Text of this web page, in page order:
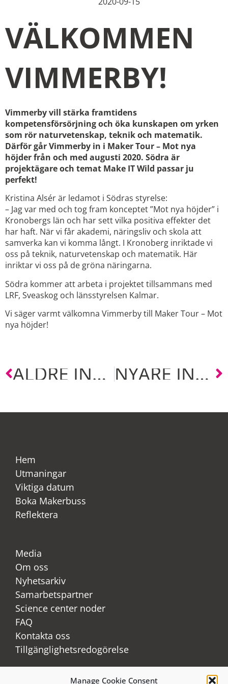
Manage Cookie Consent
VÄLKOMMEN
VIMMERBY!
Vimmerby vill stärka framtidens
kompetensförsörjning och öka kunskapen om yrken
som rör naturvetenskap, teknik och matematik.
Därför går Vimmerby in i Maker Tour – Mot nya
höjder från och med augusti 2020. Södra är
projektägare och temat Make IT Wild passar ju
perfekt!
Kristina Alsér är ledamot i Södras styrelse:
– Jag var med och tog fram konceptet ”Mot nya höjder” i
Kronobergs län och har sett vilka positiva effekter det
har haft. När vi får akademi, näringsliv och skola att
samverka kan vi komma långt. I Kronoberg inriktade vi
oss på teknik, naturvetenskap och matematik. Här
inriktar vi oss på de gröna näringarna.
Södra kommer att arbeta i projektet tillsammans med
LRF, Sveaskog och länsstyrelsen Kalmar.
Vi säger varmt välkomna Vimmerby till Maker Tour – Mot
nya höjder!
ÄLDRE INLÄGG NYARE INLÄGG
Hem
Utmaningar
Viktiga datum
Boka Makerbuss
Reflektera
Media
Om oss
Nyhetsarkiv
Samarbetspartner
Science center noder
FAQ
Kontakta oss
Tillgänglighetsredogörelse